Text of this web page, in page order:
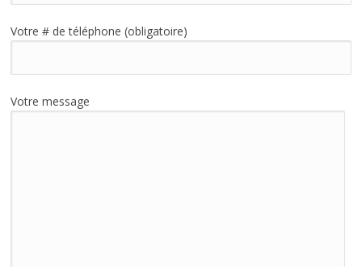
Votre # de téléphone (obligatoire)
Votre message